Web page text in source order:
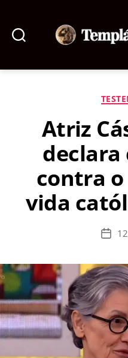
Atriz
declara
contra o
vida
Data